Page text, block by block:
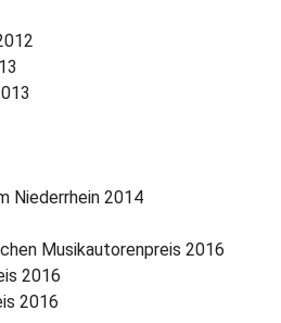
Niederrhein 2014
Musikautorenpreis 2016
2016
2016